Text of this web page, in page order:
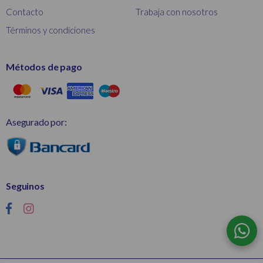
Contacto
Términos y condiciones
Trabaja con nosotros
Métodos de pago
Asegurado por:
Seguinos